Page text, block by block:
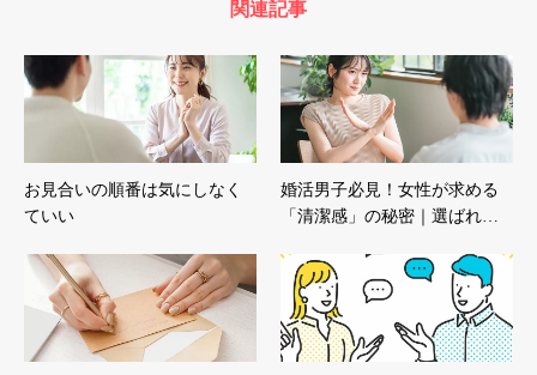
関連記事
お見合いの順番は気にしなく
ていい
婚活男子必見！女性が求める
「清潔感」の秘密｜選ばれ…